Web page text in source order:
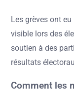
Les grèves ont
visible lors des
soutien à des
résultats
Comment les